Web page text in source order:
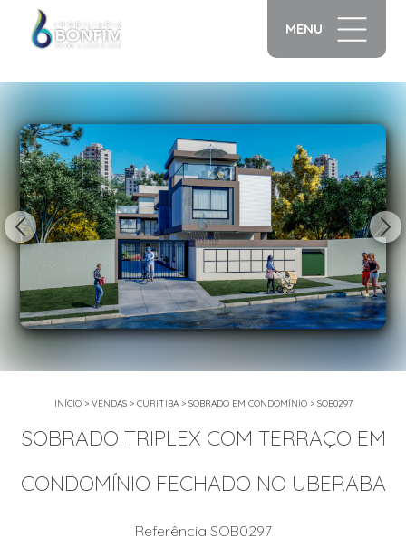
MENU
INÍCIO> VENDAS> CURITIBA> SOBRADO EM CONDOMÍNIO> SOB0297
SOBRADO TRIPLEX COM TERRAÇO EM
CONDOMÍNIO FECHADO NO UBERABA
Referência SOB0297